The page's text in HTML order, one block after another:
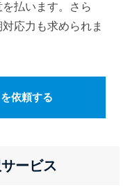
払います。さら
応力も求められま
依頼する
ービス